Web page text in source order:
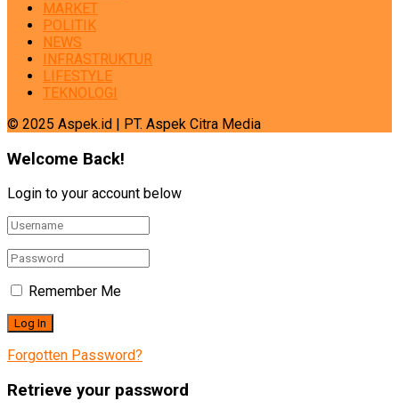
MARKET
POLITIK
NEWS
INFRASTRUKTUR
LIFESTYLE
TEKNOLOGI
© 2025 Aspek.id | PT. Aspek Citra Media
Welcome Back!
Login to your account below
Remember Me
Forgotten Password?
Retrieve your password